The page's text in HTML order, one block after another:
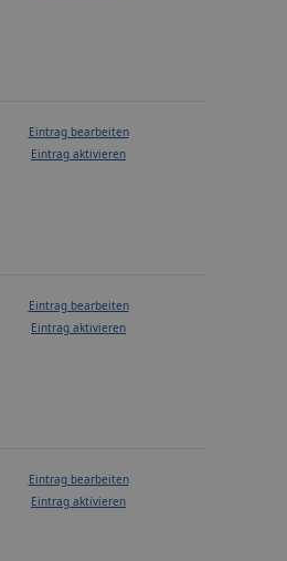
Eintrag bearbeiten
Eintrag aktivieren
Eintrag bearbeiten
Eintrag aktivieren
Eintrag bearbeiten
Eintrag aktivieren